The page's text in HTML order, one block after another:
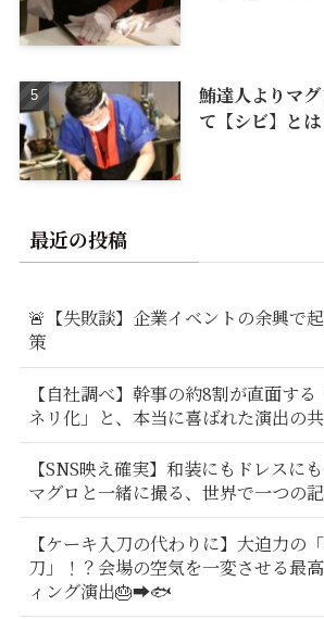
鮪達人よりマ
て【シビ】とは
最近の投稿
🚨【失敗談】企業イベントの余興で
策
【自社調べ】幹事の約8割が直面す
ネリ化」と、本当に喜ばれた演出の
【SNS映え確実】和装にもドレスに
マグロと一緒に撮る、世界で一つの
【ケーキ入刀の代わりに】大迫力の
刀」！？会場の空気を一変させる最
ィング演出🎂➡️🐟